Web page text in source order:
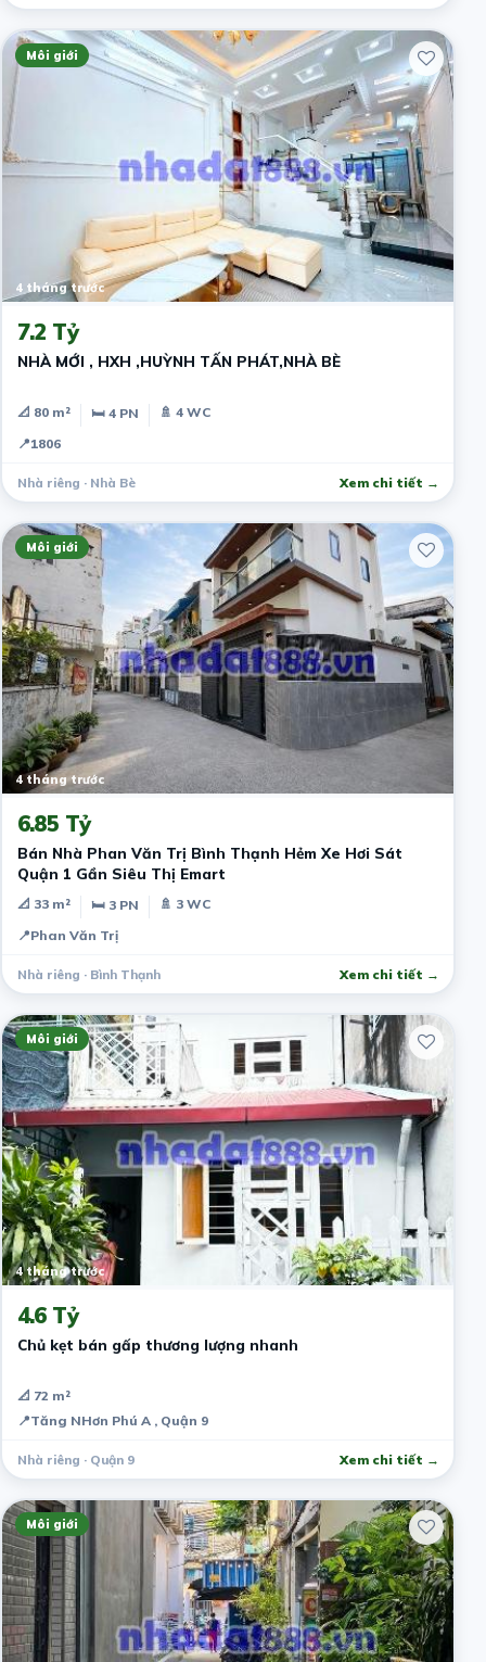
Môi giới
4 tháng trước
7.2 Tỷ
NHÀ MỚI , HXH ,HUỲNH TẤN PHÁT,NHÀ BÈ
📐 80 m² 🛏 4 PN
🚿 4 WC
📍1806
Nhà riêng · Nhà Bè Xem chi tiết →
Môi giới
4 tháng trước
6.85 Tỷ
Bán Nhà Phan Văn Trị Bình Thạnh Hẻm Xe Hơi Sát
Quận 1 Gần Siêu Thị Emart
📐 33 m² 🛏 3 PN
🚿 3 WC
📍Phan Văn Trị
Nhà riêng · Bình Thạnh Xem chi tiết →
Môi giới
4 tháng trước
4.6 Tỷ
Chủ kẹt bán gấp thương lượng nhanh
📐 72 m²
📍Tăng NHơn Phú A , Quận 9
Nhà riêng · Quận 9 Xem chi tiết →
Môi giới